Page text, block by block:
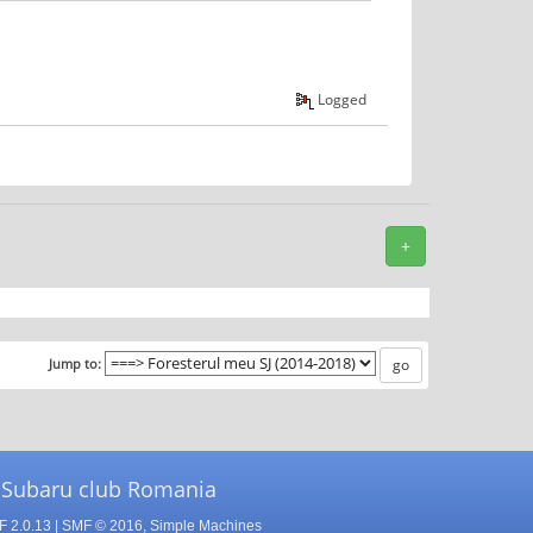
Logged
+
Jump to:
club Romania
2.0.13 SMF © 2016, Simple Machines